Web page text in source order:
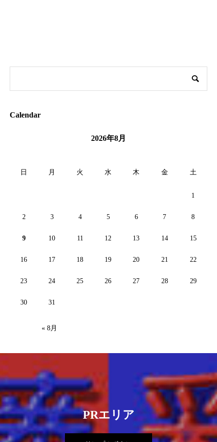
Calendar
2026年8月
日 月 火 水 木 金 土
1
2 3 4 5 6 7 8
9 10 11 12 13 14 15
16 17 18 19 20 21 22
23 24 25 26 27 28 29
30 31
« 8月
PRエリア